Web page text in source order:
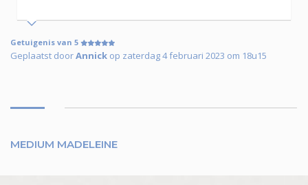
Getuigenis van 5
Geplaatst doorAnnick op zaterdag 4 februari 2023 om 18u15
MEDIUM MADELEINE